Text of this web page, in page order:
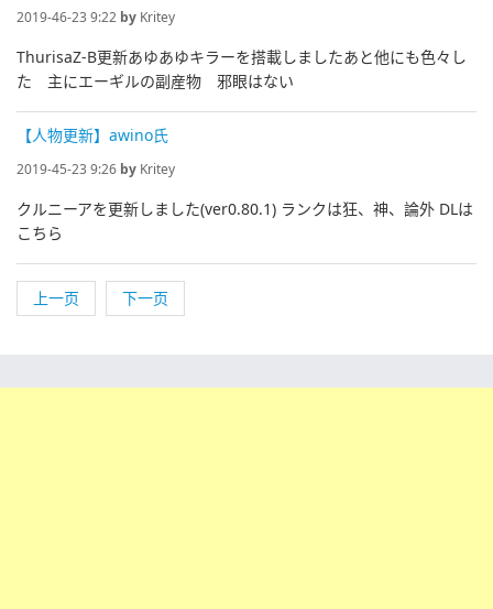
2019-46-23 9:22 by Kritey
ThurisaZ-B更新あゆあゆキラーを搭載しましたあと他にも色々し
た 主にエーギルの副産物 邪眼はない
【人物更新】awino氏
2019-45-23 9:26 by Kritey
クルニーアを更新しました(ver0.80.1) ランクは狂、神、論外 DLは
こちら
上一页 下一页